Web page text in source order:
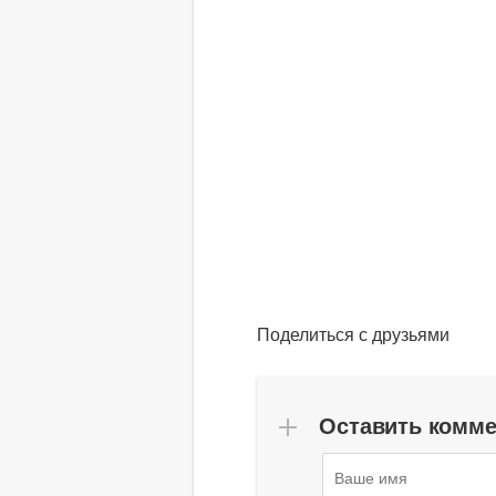
Поделиться с друзьями
Оставить